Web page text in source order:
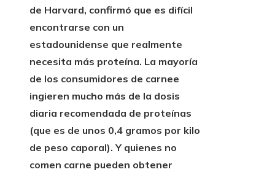
de Harvard, confirmó que es difícil
encontrarse con un
estadounidense que realmente
necesita más proteína. La mayoría
de los consumidores de carnee
ingieren mucho más de la dosis
diaria recomendada de proteínas
(que es de unos 0,4 gramos por kilo
de peso caporal). Y quienes no
comen carne pueden obtener